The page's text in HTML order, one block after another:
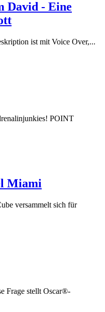
David - Eine
ist mit Voice Over,...
POINT
Miami
versammelt sich für
Frage stellt Oscar®-